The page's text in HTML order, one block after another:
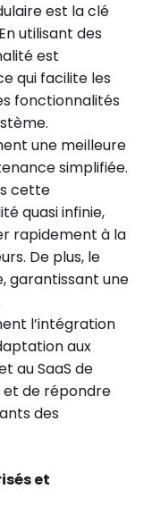
est la clé
utilisant des
est
qui facilite les
fonctionnalités
une meilleure
simplifiée.
cette
quasi infinie,
rapidement à la
De plus, le
garantissant une
l’intégration
aux
au SaaS de
et de répondre
des
et